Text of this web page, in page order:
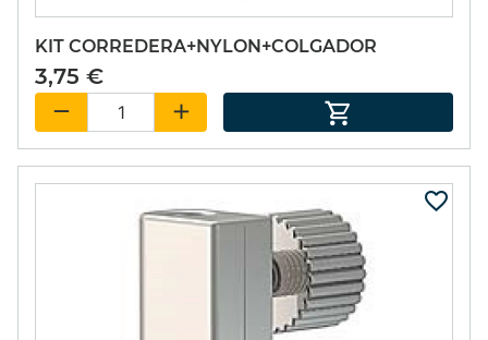
KIT CORREDERA+NYLON+COLGADOR
3,75 €